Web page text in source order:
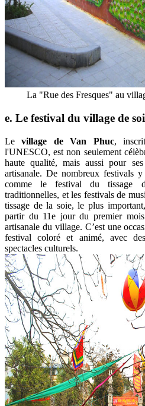
La "Rue des Fresques" au
e. Le festival du village de
Levillage de Van Phuc,
l'UNESCO, est non seulement
haute qualité, mais aussi pour
artisanale. De nombreux festivals y
comme le festival du tissage
traditionnelles, et les festivals de
tissage de la soie, le plus
partir du 11e jour du premier
artisanale du village. C’est une
festival coloré et animé, avec
spectacles culturels.